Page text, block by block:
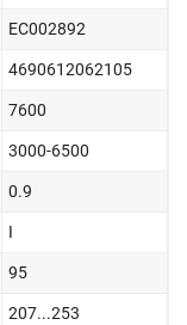
EC002892
4690612062105
7600
3000-6500
0.9
I
95
207...253